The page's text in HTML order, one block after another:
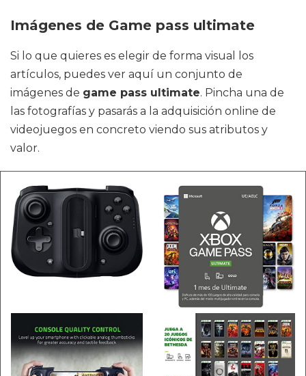
Imágenes de Game pass ultimate
Si lo que quieres es elegir de forma visual los
artículos, puedes ver aquí un conjunto de
imágenes de game pass ultimate. Pincha una de
las fotografías y pasarás a la adquisición online de
videojuegos en concreto viendo sus atributos y
valor.